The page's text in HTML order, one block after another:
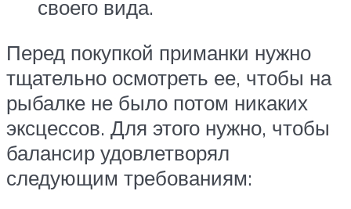
своего вида.
Перед покупкой приманки нужно
тщательно осмотреть ее, чтобы на
рыбалке не было потом никаких
эксцессов. Для этого нужно, чтобы
балансир удовлетворял
следующим требованиям: